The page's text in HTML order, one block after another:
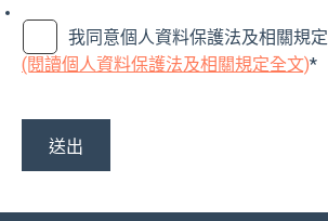
我同意個人資料保護法及相關規定
(閱讀個人資料保護法及相關規定全文)*